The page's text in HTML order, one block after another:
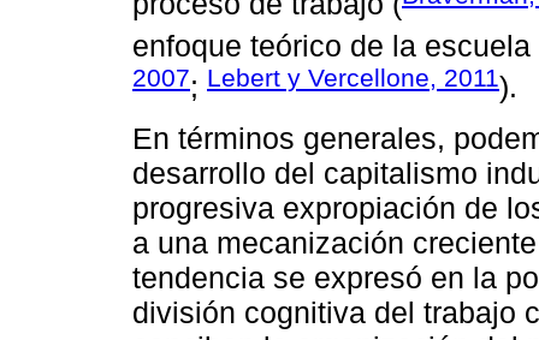
enfoque teórico de la
2007; Lebert y Vercellone, 2011).
En términos generales,
desarrollo del capitalismo
progresiva expropiación de
a una mecanización
tendencia se expresó en la
división cognitiva del trabajo